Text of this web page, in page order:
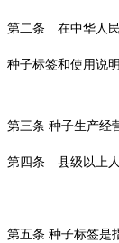
条 在中华人民共
标签和使用说明
条 种子生产经营
条 县级以上人民
条 种子标签是指